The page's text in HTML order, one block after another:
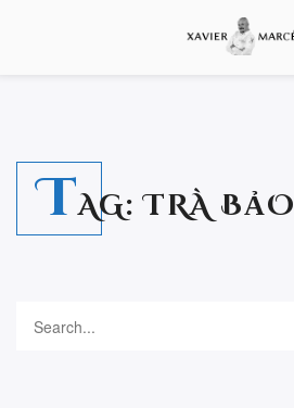
TAG:TRÀ BẢO